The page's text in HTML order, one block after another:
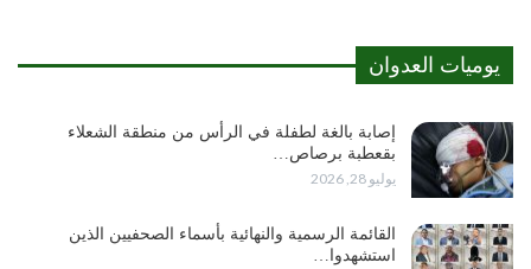
يوميات العدوان
إصابة بالغة لطفلة في الرأس من منطقة الشعلاء
بقعطبة برصاص…
يوليو 28, 2026
القائمة الرسمية والنهائية بأسماء الصحفيين الذين
استشهدوا…